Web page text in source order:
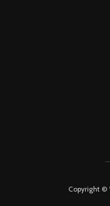
Copyright ©